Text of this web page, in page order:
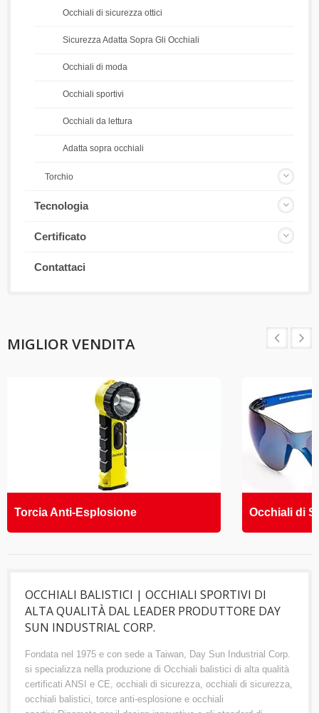
Occhiali di sicurezza ottici
Sicurezza Adatta Sopra Gli Occhiali
Occhiali di moda
Occhiali sportivi
Occhiali da lettura
Adatta sopra occhiali
Torchio
Tecnologia
Certificato
Contattaci
MIGLIOR VENDITA
Torcia Anti-Esplosione Occhiali di
OCCHIALI BALISTICI | OCCHIALI SPORTIVI DI
ALTA QUALITÀ DAL LEADER PRODUTTORE DAY
SUN INDUSTRIAL CORP.
Fondata nel 1975 e con sede a Taiwan, Day Sun Industrial Corp.
si specializza nella produzione di Occhiali balistici di alta qualità
certificati ANSI e CE, occhiali di sicurezza, occhiali di sicurezza,
occhiali balistici, torce anti-esplosione e occhiali